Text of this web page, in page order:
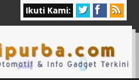
Ikuti Kami: